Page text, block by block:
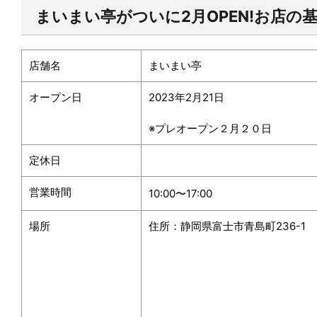
まいまい亭がついに2月OPEN!お店の
店舗名 まいまい亭
オープン日 2023年2月21日
※プレオープン２月２０日
定休日
営業時間 10:00〜17:00
場所 住所：静岡県富士市青島町236-1